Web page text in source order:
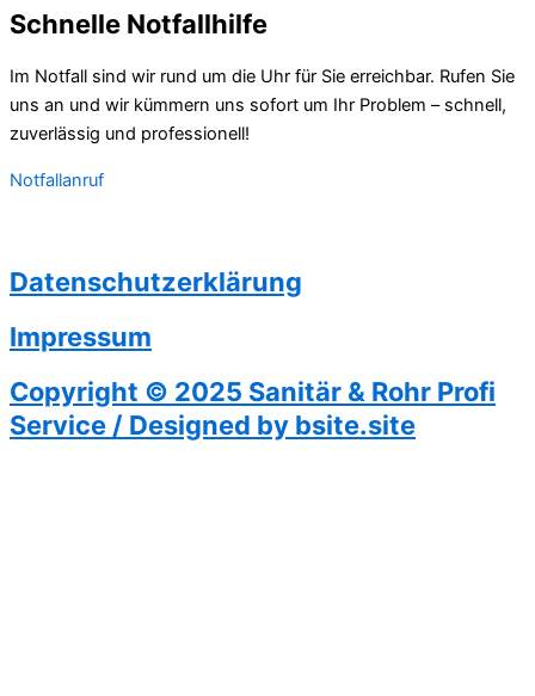
Schnelle Notfallhilfe
Im Notfall sind wir rund um die Uhr für Sie erreichbar. Rufen Sie
uns an und wir kümmern uns sofort um Ihr Problem – schnell,
zuverlässig und professionell!
Notfallanruf
Datenschutzerklärung
Impressum
Copyright © 2025 Sanitär & Rohr Profi
Service / Designed by bsite.site